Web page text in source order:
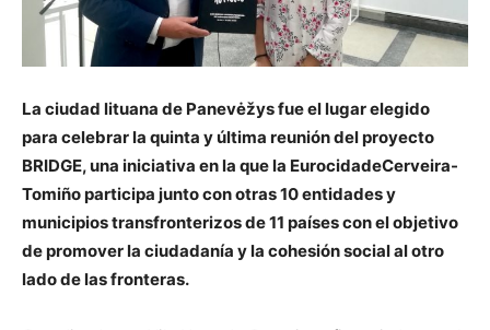
La ciudad lituana de Panevėžys fue el lugar elegido
para celebrar la quinta y última reunión del proyecto
BRIDGE, una iniciativa en la que la EurocidadeCerveira-
Tomiño participa junto con otras 10 entidades y
municipios transfronterizos de 11 países con el objetivo
de promover la ciudadanía y la cohesión social al otro
lado de las fronteras.